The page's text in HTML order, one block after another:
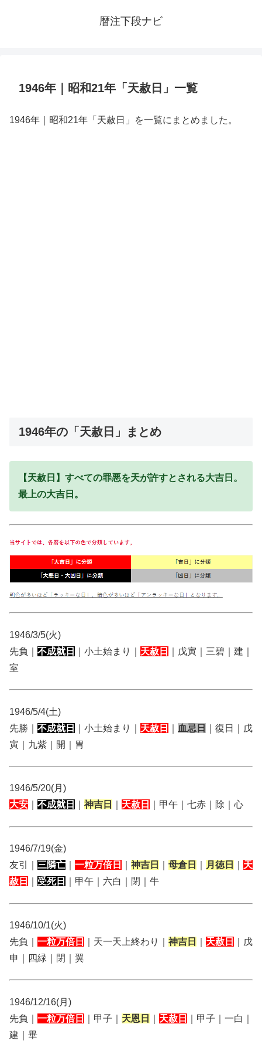
暦注下段ナビ
1946年｜昭和21年「天赦日」一覧
1946年｜昭和21年「天赦日」を一覧にまとめました。
1946年の「天赦日」まとめ
【天赦日】すべての罪悪を天が許すとされる大吉日。
最上の大吉日。
1946/3/5(火)
先負｜ 不成就日 ｜小土始まり｜ 天赦日
｜戊寅｜三碧｜建｜
室
1946/5/4(土)
先勝｜ 不成就日 ｜小土始まり｜ 天赦日 血忌日
｜復日｜戊
寅｜九紫｜開｜胃
1946/5/20(月)
大安
不成就日 神吉日 天赦日 ｜甲午｜七赤｜除｜心
1946/7/19(金)
友引｜ 三隣亡 一粒万倍日 神吉日 母倉日 月徳日
天
赦日
受死日 ｜甲午｜六白｜閉｜牛
1946/10/1(火)
先負｜ 一粒万倍日 ｜天一天上終わり｜ 神吉日 天赦日
｜戊
申｜四緑｜閉｜翼
1946/12/16(月)
先負｜ 一粒万倍日 ｜甲子｜ 天恩日 天赦日
｜甲子｜一白｜
建｜畢